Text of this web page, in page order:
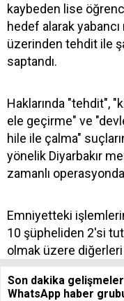
kaybeden lise
hedef alarak
üzerinden tehdit ile
saptandı.
Haklarında "tehdit",
ele geçirme" ve
hile ile çalma"
yönelik Diyarbakır
zamanlı
Emniyetteki
10 şüpheliden 2'si
olmak üzere diğerleri
Son dakika
WhatsApp haber